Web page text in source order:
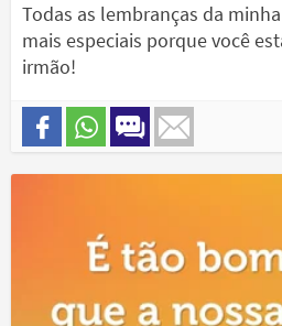
Todas as lembranças da
mais especiais porque você
irmão!